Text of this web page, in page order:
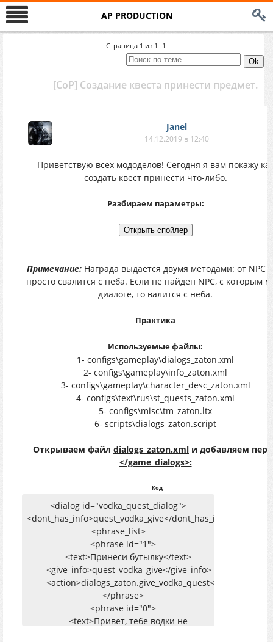
AP PRODUCTION
Страница 1 из 1 1
[CoP] Создание квеста принести предмет.
Janel
14.12.2019 в 12:40
Приветствую всех мододелов! Сегодня я вам покажу
создать квест принести что-либо.
Разбираем параметры:
Примечание: Награда выдается двумя методами: от NPC
просто свалится с неба. Если не найден NPC, с которым
диалоге, то валится с неба.
Практика
Используемые файлы:
1- configs\gameplay\dialogs_zaton.xml
2- configs\gameplay\info_zaton.xml
3- configs\gameplay\character_desc_zaton.xml
4- configs\text\rus\st_quests_zaton.xml
5- configs\misc\tm_zaton.ltx
6- scripts\dialogs_zaton.script
Открываем файл dialogs_zaton.xml и добавляем
</game_dialogs>:
Код
<dialog id="vodka_quest_dialog">
<dont_has_info>quest_vodka_give</dont_has_info>
<phrase_list>
<phrase id="1">
<text>Принеси бутылку</text>
<give_info>quest_vodka_give</give_info>
<action>dialogs_zaton.give_vodka_quest</action>
</phrase>
<phrase id="0">
<text>Привет, тебе водки не